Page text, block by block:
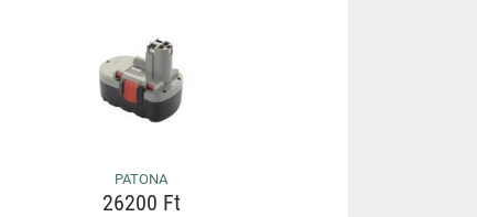
PATONA
26200 Ft